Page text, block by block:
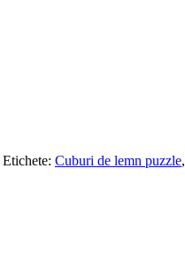
Etichete: Cuburi de lemn puzzle,